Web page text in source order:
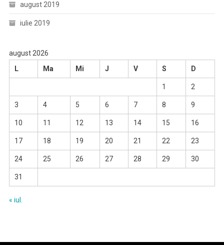
august 2019
iulie 2019
august 2026
L
Ma Mi J V S D
1 2
3 4 5 6 7 8 9
10 11 12 13 14 15 16
17 18 19 20 21 22 23
24 25 26 27 28 29 30
31
« iul.